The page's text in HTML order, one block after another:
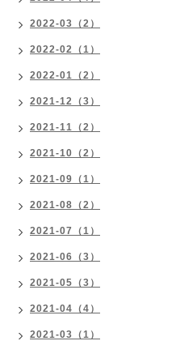
2022-03（2）
2022-02（1）
2022-01（2）
2021-12（3）
2021-11（2）
2021-10（2）
2021-09（1）
2021-08（2）
2021-07（1）
2021-06（3）
2021-05（3）
2021-04（4）
2021-03（1）